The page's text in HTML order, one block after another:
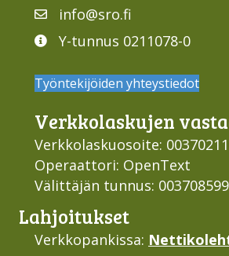
info@sro.fi
Y-tunnus 0211078-0
Työntekijöiden yhteystiedot
Verkko­laskujen
Verkkolaskuosoite:
Operaattori: OpenText
Välittäjän tunnus:
Lahjoi­tukset
Verkkopankissa: